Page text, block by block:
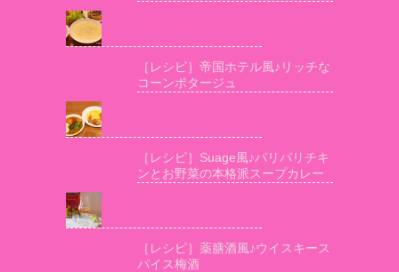
［レシピ］帝国ホテル風♪リッチな
コーンポタージュ
［レシピ］Suage風♪パリパリチキ
ンとお野菜の本格派スープカレー
［レシピ］薬膳酒風♪ウイスキース
パイス梅酒